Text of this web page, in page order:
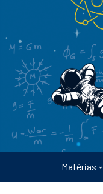
conteúdo
Matérias